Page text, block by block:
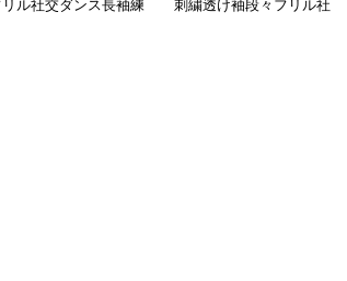
リル社交ダンス長袖練
刺繍透け袖段々フリル社